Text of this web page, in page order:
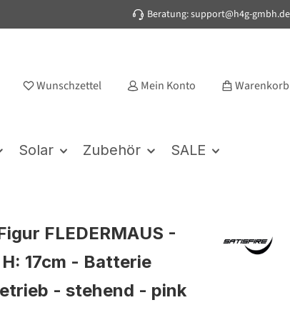
Beratung: support@h4g-gmbh.de
Wunschzettel Mein Konto Warenkorb
Solar Zubehör SALE
FLEDERMAUS -
17cm - Batterie
- stehend - pink